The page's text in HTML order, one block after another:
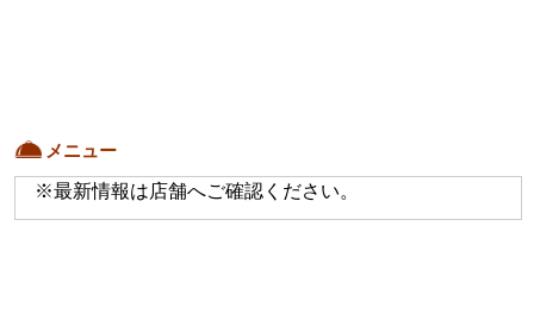
メニュー
※最新情報は店舗へご確認ください。